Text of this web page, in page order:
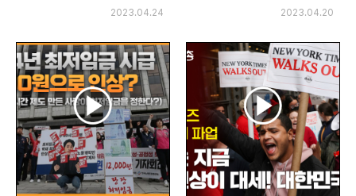
2023.04.24 2023.04.20